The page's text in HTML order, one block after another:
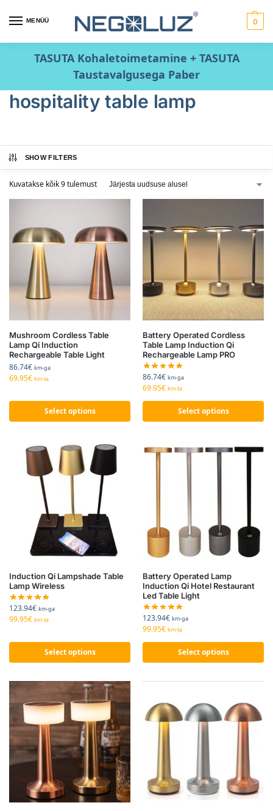
MENÜÜ 0
TASUTA Kohaletoimetamine + TASUTA
Taustavalgusega Paber
hospitality table lamp
SHOW FILTERS
Kuvatakse kõik 9 tulemust
Mushroom Cordless Table
Lamp Qi Induction
Rechargeable Table Light
86.74€ km-ga
69.95€ km-ta
Select options
Battery Operated Cordless
Table Lamp Induction Qi
Rechargeable Lamp PRO
86.74€ km-ga
69.95€ km-ta
Select options
Induction Qi Lampshade Table
Lamp Wireless
123.94€ km-ga
99.95€ km-ta
Select options
Battery Operated Lamp
Induction Qi Hotel Restaurant
Led Table Light
123.94€ km-ga
99.95€ km-ta
Select options